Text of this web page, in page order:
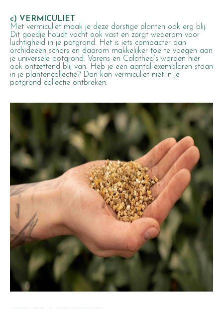
c) VERMICULIET
Met vermiculiet maak je deze dorstige planten ook erg blij.
Dit goedje houdt vocht ook vast en zorgt wederom voor
luchtigheid in je potgrond. Het is iets compacter dan
orchideeën schors en daarom makkelijker toe te voegen aan
je universele potgrond. Varens en Calathea’s worden hier
ook ontzettend blij van. Heb je een aantal exemplaren staan
in je plantencollectie? Dan kan vermiculiet niet in je
potgrond collectie ontbreken.